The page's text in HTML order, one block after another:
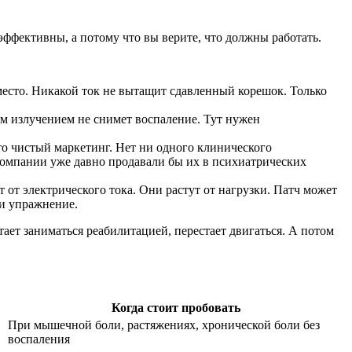
а потому что вы верите, что должны работать.
Никакой ток не вытащит сдавленный корешок. Только
излучением не снимет воспаление. Тут нужен
маркетинг. Нет ни одного клинического
уже давно продавали бы их в психиатрических
тока. Они растут от нагрузки. Патч может
упражнение.
заниматься реабилитацией, перестает двигаться. А потом
Когда стоит пробовать
При мышечной боли, растяжениях, хронической боли без
воспаления